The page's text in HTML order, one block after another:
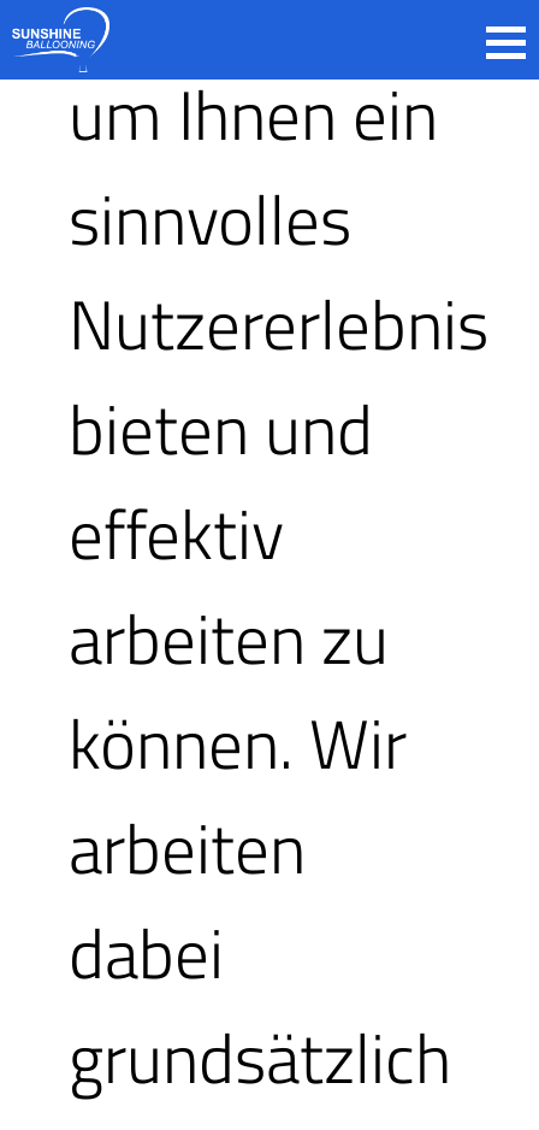
Alle
239 EUR
um Ihnen ein
sinnvolles
Nutzererlebnis
bieten und
effektiv
arbeiten zu
können. Wir
arbeiten
dabei
grundsätzlich